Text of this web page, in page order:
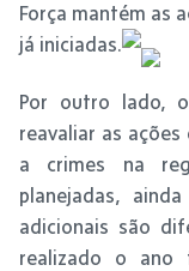
Força mantém as
já iniciadas.
Por outro lado,
reavaliar as
a crimes na
planejadas,
adicionais são
realizado o ano